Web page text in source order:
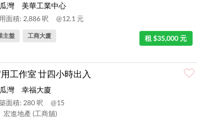
灣 美華工業中心
面積: 2,886 呎 @12.1 元
租 $35,000 元
主盤 工商大廈
工作室 廿四小時出入
灣 幸福大廈
面積: 280 呎
@15
宏進地產 (工商舖)